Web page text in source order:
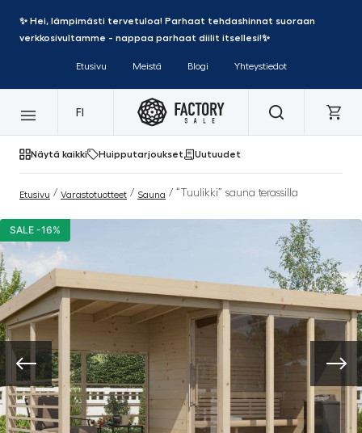
✨ Hei, lämpimästi tervetuloa! Parhaat tehdashinnat suoraan
verkkosivultamme - nappaa parhaat diilit itsellesi!✨
Etusivu Meistä Blogi Yhteystiedot
FI
Näytä kaikki Huipputarjoukset Uutuudet
Etusivu / Varastotuotteet / Sauna / “Tuulikki” sauna terassilla
SALE -16%